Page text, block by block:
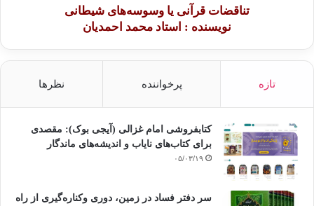
ومن ثمرات هذا المخرج: رفض الاستعلاء في الأرض، والإفساد في الكون من أيّ كائن
يعيش على وجه البسيطة، لأن ذلك الإفساد –كما الإصلاح- عملية متعدّية تنعكس على
في الأرض فكأنما قتل النّاس جميعا، ومن أحياها فكأنما أحيا النّاس جميعاً} ( المائدة:
نمُن على الذين استضعفوا في الأرض ونجعلهم أئمة ونجعلهم الوارثين. ونمكِّن لهم في
الأرض، ونري فرعون وهامان وجنودهما منهم ما كانوا يحذرون) (القصص: 0-6).
وذلك هو الاستعمار المطالب به الإنسان: {هو أنشأكم من الأرض واستعمركم فيها} (
هود:61).
تناقضات قرآنی یا وسوسه‌های شیطانی
نویسنده : استاد محمد احمدیان
تازه پرخواننده نظرها
کتابفروشی امام غزالی (آیجی بوک): مقصدی
برای کتاب‌های نایاب و اندیشه‌های ماندگار
۰۵/۰۳/۱۹
سر دفتر فساد در زمین‌، دوری وکناره‌گیری از راه